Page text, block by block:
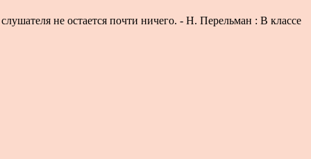
не остается почти ничего. - Н. Перельман : В классе